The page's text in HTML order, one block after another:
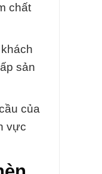
chất
sản
của
vực